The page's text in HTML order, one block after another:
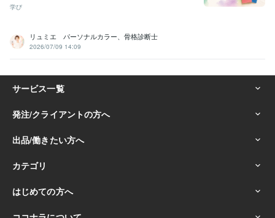
学び
リュミエ パーソナルカラー、骨格診断士
2026/07/09 14:09